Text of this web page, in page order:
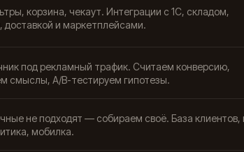
корзина, чекаут. Интеграции с 1С, складом,
доставкой и маркетплейсами.
под рекламный трафик. Считаем конверсию,
смыслы, A/B-тестируем гипотезы.
не подходят — собираем своё. База клиентов,
мобилка.